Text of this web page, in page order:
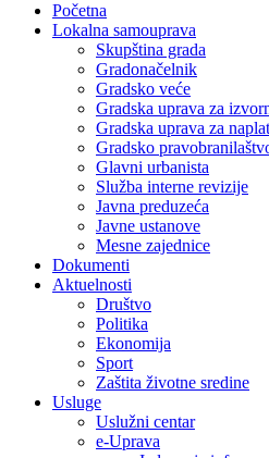
Početna
Lokalna samouprava
Skupština grada
Gradonačelnik
Gradsko veće
Gradska uprava za
Gradska uprava za
Gradsko
Glavni urbanista
Služba interne revizije
Javna preduzeća
Javne ustanove
Mesne zajednice
Dokumenti
Aktuelnosti
Društvo
Politika
Ekonomija
Sport
Zaštita životne sredine
Usluge
Uslužni centar
e-Uprava